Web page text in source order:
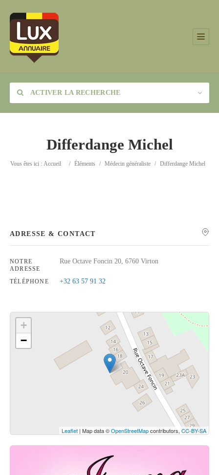
ACTIVER LA RECHERCHE
Catégorie
Differdange Michel
Vous êtes ici : Accueil / Éléments / Médecin généraliste / Differdange Michel
ADRESSE & CONTACT
NOTRE
ADRESSE
Rue Octave Foncin 20, 6760 Virton
TÉLÉPHONE +32 63 57 91 32
Cliquez sur le bouton pour afficher la carte.
Voir la carte
+
−
Leaflet | Map data ©OpenStreetMapcontributors, CC-BY-SA